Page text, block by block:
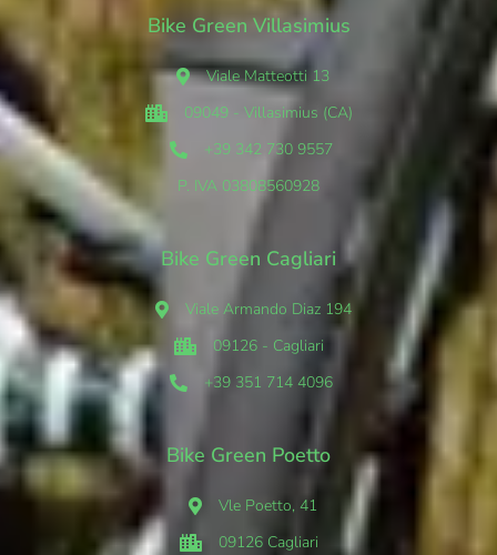
Bike Green Villasimius
Viale Matteotti 13
09049 - Villasimius (CA)
+39 342 730 9557
P. IVA 03808560928
Bike Green Cagliari
Viale Armando Diaz 194
09126 - Cagliari
+39 351 714 4096
Bike Green Poetto
Vle Poetto, 41
09126 Cagliari